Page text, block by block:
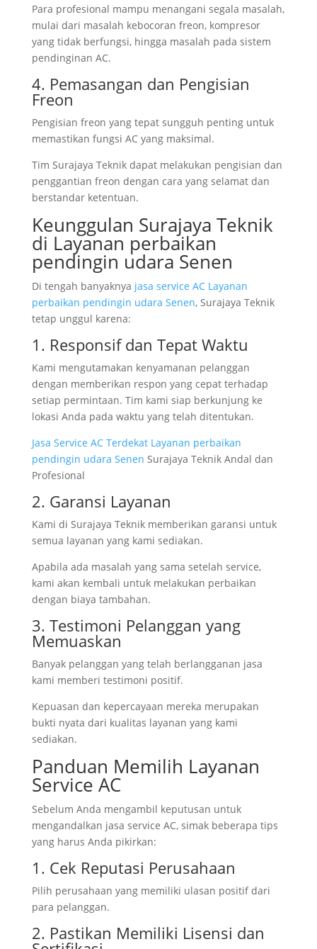
Para profesional mampu menangani segala masalah,
mulai dari masalah kebocoran freon, kompresor
yang tidak berfungsi, hingga masalah pada sistem
pendinginan AC.
4. Pemasangan dan Pengisian
Freon
Pengisian freon yang tepat sungguh penting untuk
memastikan fungsi AC yang maksimal.
Tim Surajaya Teknik dapat melakukan pengisian dan
penggantian freon dengan cara yang selamat dan
berstandar ketentuan.
Keunggulan Surajaya Teknik
di Layanan perbaikan
pendingin udara Senen
Di tengah banyaknya jasa service AC Layanan
perbaikan pendingin udara Senen, Surajaya Teknik
tetap unggul karena:
1. Responsif dan Tepat Waktu
Kami mengutamakan kenyamanan pelanggan
dengan memberikan respon yang cepat terhadap
setiap permintaan. Tim kami siap berkunjung ke
lokasi Anda pada waktu yang telah ditentukan.
Jasa Service AC Terdekat Layanan perbaikan
pendingin udara Senen Surajaya Teknik Andal dan
Profesional
2. Garansi Layanan
Kami di Surajaya Teknik memberikan garansi untuk
semua layanan yang kami sediakan.
Apabila ada masalah yang sama setelah service,
kami akan kembali untuk melakukan perbaikan
dengan biaya tambahan.
3. Testimoni Pelanggan yang
Memuaskan
Banyak pelanggan yang telah berlangganan jasa
kami memberi testimoni positif.
Kepuasan dan kepercayaan mereka merupakan
bukti nyata dari kualitas layanan yang kami
sediakan.
Panduan Memilih Layanan
Service AC
Sebelum Anda mengambil keputusan untuk
mengandalkan jasa service AC, simak beberapa tips
yang harus Anda pikirkan:
1. Cek Reputasi Perusahaan
Pilih perusahaan yang memiliki ulasan positif dari
para pelanggan.
2. Pastikan Memiliki Lisensi dan